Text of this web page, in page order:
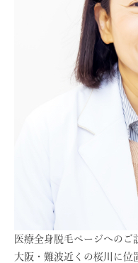
医療全身脱毛ページへのご
大阪・難波近くの桜川に位